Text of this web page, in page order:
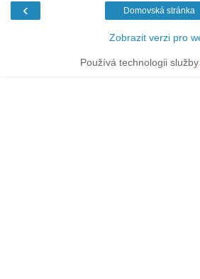
‹ Domovská stránka
Zobrazit verzi pro
Používá technologii služby